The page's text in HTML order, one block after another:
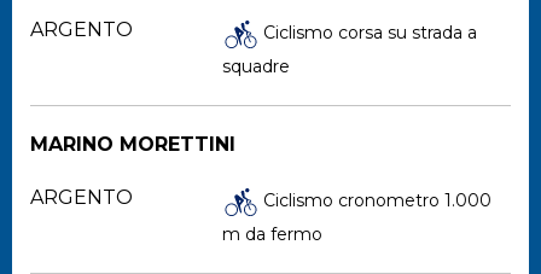
ARGENTO
squadre
MARINO MORETTINI
ARGENTO
m da fermo